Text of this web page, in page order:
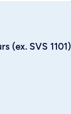
(ex. SVS 1101)